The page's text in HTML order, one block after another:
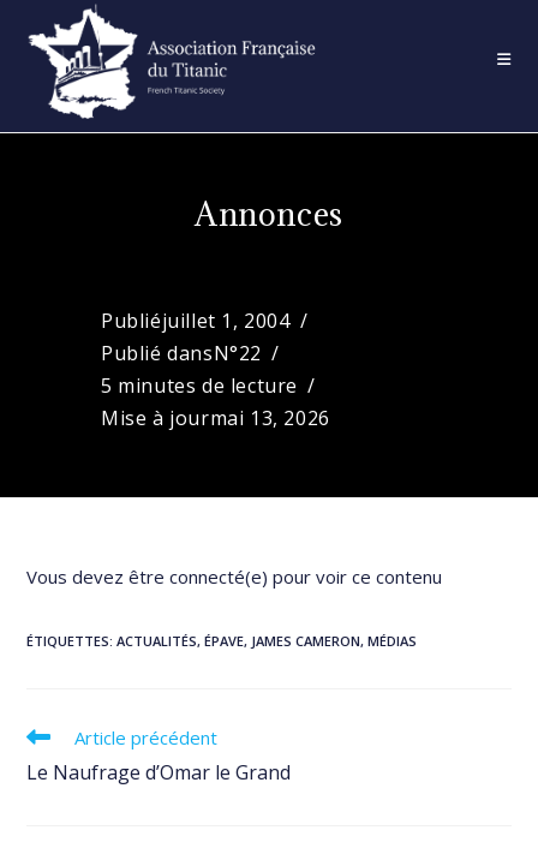
content
Annonces
Publiéjuillet 1, 2004
Publié dansN°22
5 minutes de lecture
Mise à jourmai 13, 2026
Vous devez être connecté(e) pour voir ce contenu
ÉTIQUETTES:ACTUALITÉS, ÉPAVE, JAMES CAMERON, MÉDIAS
Read
articles
Article précédent
Le Naufrage d’Omar le Grand